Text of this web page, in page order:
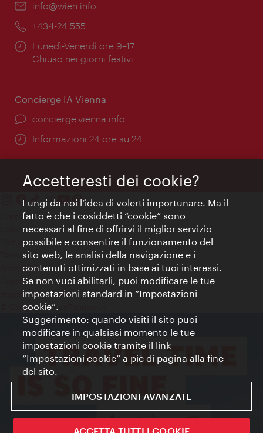
Email:
info@wien.info
Telefono:
+43-1-24 555
Orari
di
Lunedì-Venerdì ore 9–17
Chiuso nei giorni festivi
Concierge IA Vienna
Ort:
concierge.vienna.info
Öffnungszeiten:
Informazioni 24 ore su 24
Contatti
Colophon
Dichiarazione sulla protezione dei dati
Terms of Use
Accessibilità
Contatto stampa
Impostazioni cookie
© Copyright WienTourismus
Accetteresti dei cookie?
Lungi da noi l’idea di volerti importunare. Ma il
fatto è che i cosiddetti “cookie” sono
necessari al fine di offrirvi il miglior servizio
possibile e consentire il funzionamento del
sito web, le analisi della navigazione e i
contenuti ottimizzati in base ai tuoi interessi.
Se non vuoi abilitarli, puoi modificare le tue
impostazioni standard in “Impostazioni
cookie”.
Suggerimento: quando visiti il sito puoi
modificare in qualsiasi momento le tue
impostazioni cookie tramite il link
“Impostazioni cookie” a piè di pagina alla fine
del sito.
IMPOSTAZIONI AVANZATE